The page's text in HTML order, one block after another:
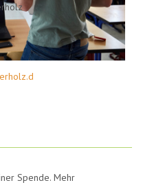
Spende. Mehr